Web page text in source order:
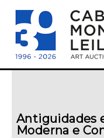
Antiguidades
Moderna e